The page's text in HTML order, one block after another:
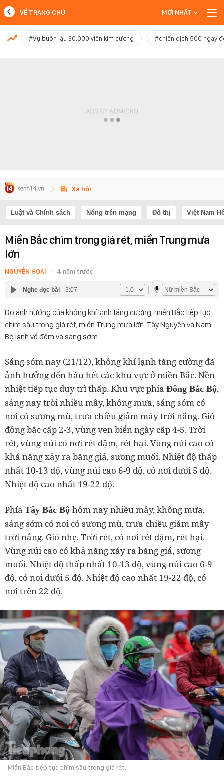
MỚI NHẤT
VỀ TRANG CHỦ MỚI NHẤT
#Vụ buôn lậu 30.000 viên kim cương #chiến dịch 500 ngày
Xã hội
Luật và Chính sách Nóng trên mạng Đô thị Việt Nam
Miền Bắc chìm trong giá rét, miền Trung mưa
lớn
NGUYỄN HOÀI 4 năm trước
Nghe đọc bài 3:07
Do ảnh hưởng của không khí lạnh tăng cường, miền Bắc tiếp tục
chìm sâu trong giá rét, miền Trung mưa lớn. Tây Nguyên và Nam
Bộ lạnh về đêm và sáng sớm.
Sáng sớm nay (21/12), không khí lạnh tăng cường đã
ảnh hưởng đến hầu hết các khu vực ở miền Bắc. Nền
nhiệt tiếp tục duy trì thấp. Khu vực phía Đông Bắc Bộ,
sáng nay trời nhiều mây, không mưa, sáng sớm có
nơi có sương mù, trưa chiều giảm mây trời nắng. Gió
đông bắc cấp 2-3, vùng ven biển ngày cấp 4-5. Trời
rét, vùng núi có nơi rét đậm, rét hại. Vùng núi cao có
khả năng xảy ra băng giá, sương muối. Nhiệt độ thấp
nhất 10-13 độ, vùng núi cao 6-9 độ, có nơi dưới 5 độ.
Nhiệt độ cao nhất 19-22 độ.
Phía Tây Bắc Bộ hôm nay nhiều mây, không mưa,
sáng sớm có nơi có sương mù, trưa chiều giảm mây
trời nắng. Gió nhẹ. Trời rét, có nơi rét đậm, rét hại.
Vùng núi cao có khả năng xảy ra băng giá, sương
muối. Nhiệt độ thấp nhất 10-13 độ, vùng núi cao 6-9
độ, có nơi dưới 5 độ. Nhiệt độ cao nhất 19-22 độ, có
nơi trên 22 độ.
Miền Bắc tiếp tục chìm sâu trong giá rét.